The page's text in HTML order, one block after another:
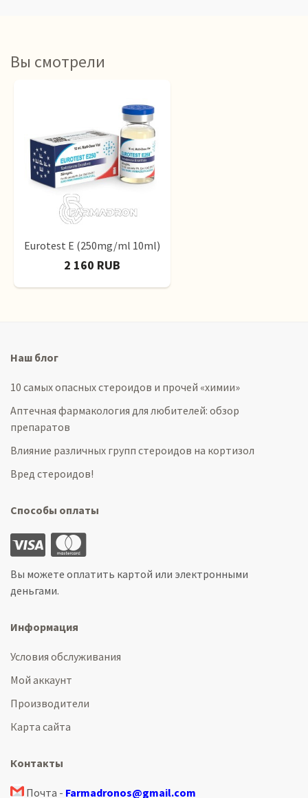
Вы смотрели
Eurotest E (250mg/ml 10ml)
2 160 RUB
Наш блог
10 самых опасных стероидов и прочей «химии»
Аптечная фармакология для любителей: обзор
препаратов
Влияние различных групп стероидов на кортизол
Вред стероидов!
Способы оплаты
Вы можете оплатить картой или электронными
деньгами.
Информация
Условия обслуживания
Мой аккаунт
Производители
Карта сайта
Контакты
Почта - Farmadronos@gmail.com